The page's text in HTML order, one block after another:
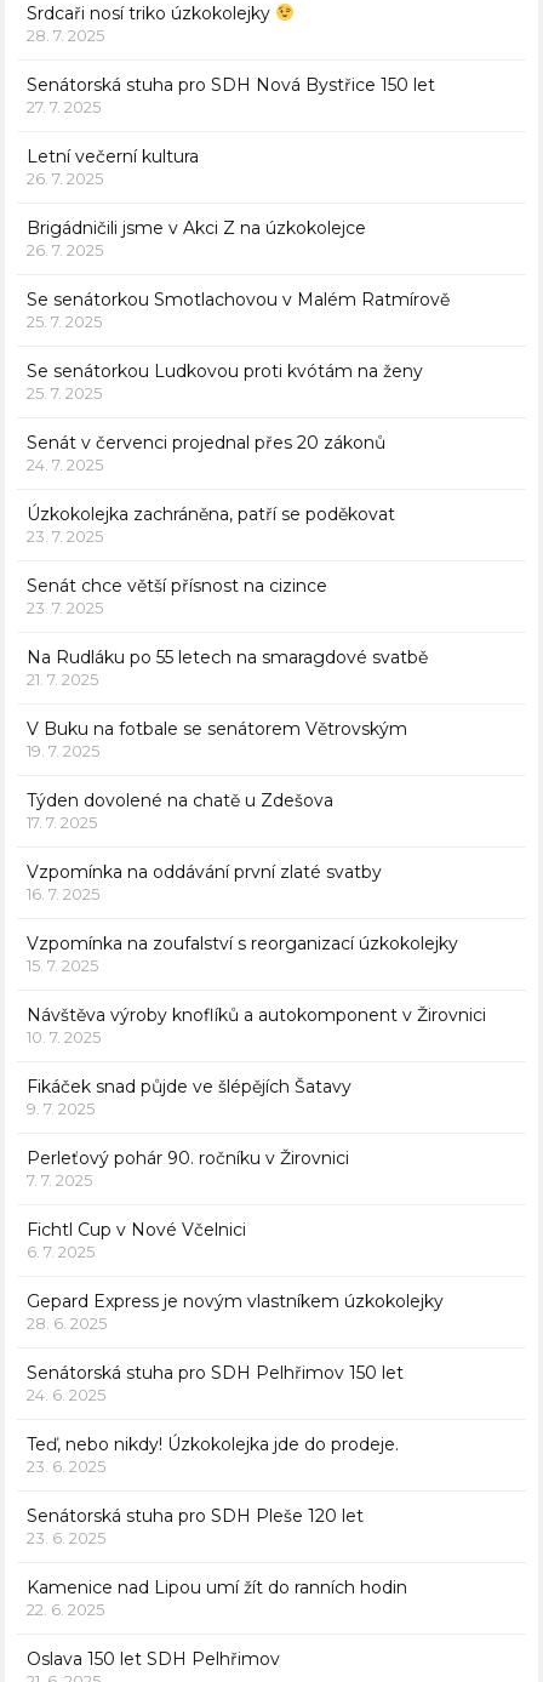
Srdcaři nosí triko úzkokolejky
28. 7. 2025
Senátorská stuha pro SDH Nová Bystřice 150 let
27. 7. 2025
Letní večerní kultura
26. 7. 2025
Brigádničili jsme v Akci Z na úzkokolejce
26. 7. 2025
Se senátorkou Smotlachovou v Malém Ratmírově
25. 7. 2025
Se senátorkou Ludkovou proti kvótám na ženy
25. 7. 2025
Senát v červenci projednal přes 20 zákonů
24. 7. 2025
Úzkokolejka zachráněna, patří se poděkovat
23. 7. 2025
Senát chce větší přísnost na cizince
23. 7. 2025
Na Rudláku po 55 letech na smaragdové svatbě
21. 7. 2025
V Buku na fotbale se senátorem Větrovským
19. 7. 2025
Týden dovolené na chatě u Zdešova
17. 7. 2025
Vzpomínka na oddávání první zlaté svatby
16. 7. 2025
Vzpomínka na zoufalství s reorganizací úzkokolejky
15. 7. 2025
Návštěva výroby knoflíků a autokomponent v Žirovnici
10. 7. 2025
Fikáček snad půjde ve šlépějích Šatavy
9. 7. 2025
Perleťový pohár 90. ročníku v Žirovnici
7. 7. 2025
Fichtl Cup v Nové Včelnici
6. 7. 2025
Gepard Express je novým vlastníkem úzkokolejky
28. 6. 2025
Senátorská stuha pro SDH Pelhřimov 150 let
24. 6. 2025
Teď, nebo nikdy! Úzkokolejka jde do prodeje.
23. 6. 2025
Senátorská stuha pro SDH Pleše 120 let
23. 6. 2025
Kamenice nad Lipou umí žít do ranních hodin
22. 6. 2025
Oslava 150 let SDH Pelhřimov